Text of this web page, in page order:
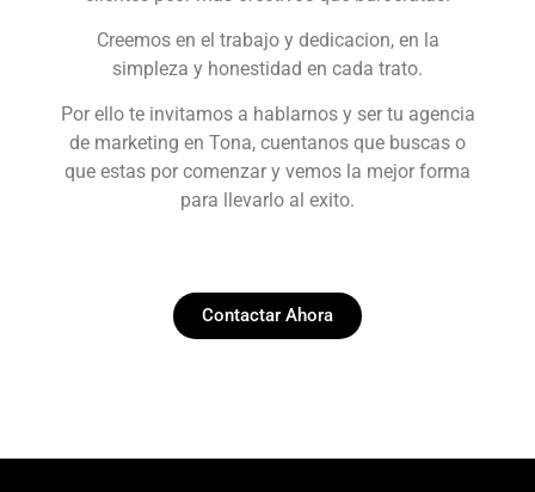
Creemos en el trabajo y dedicacion, en la
simpleza y honestidad en cada trato.
Por ello te invitamos a hablarnos y ser tu agencia
de marketing en Tona, cuentanos que buscas o
que estas por comenzar y vemos la mejor forma
para llevarlo al exito.
Contactar Ahora